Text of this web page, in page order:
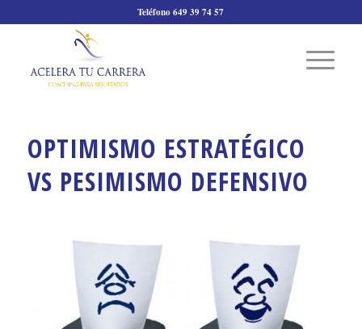
Teléfono 649 39 74 57
OPTIMISMO ESTRATÉGICO
VS PESIMISMO DEFENSIVO